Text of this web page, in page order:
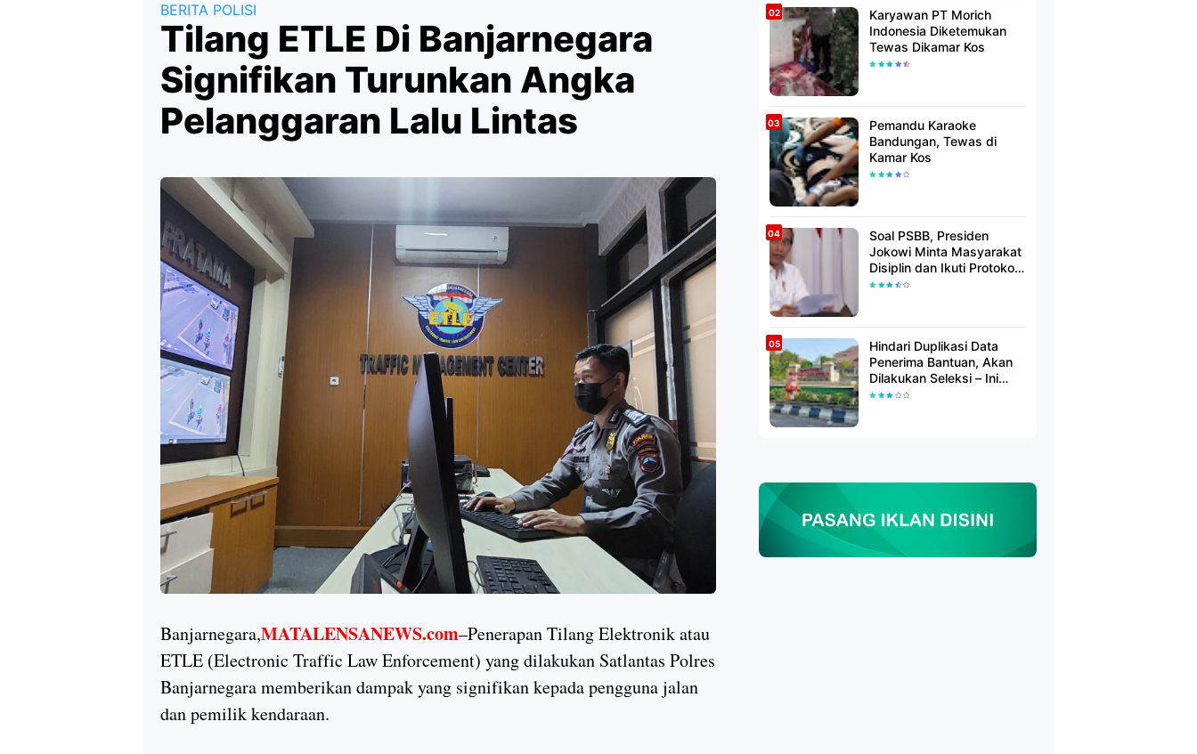
BERITA POLISI
Tilang ETLE Di Banjarnegara
Signifikan Turunkan Angka
Pelanggaran Lalu Lintas
Banjarnegara,MATALENSANEWS.com–Penerapan Tilang Elektronik atau
ETLE (Electronic Traffic Law Enforcement) yang dilakukan Satlantas Polres
Banjarnegara memberikan dampak yang signifikan kepada pengguna jalan
dan pemilik kendaraan.
Karyawan PT Morich
Indonesia Diketemukan
Tewas Dikamar Kos
Pemandu Karaoke
Bandungan, Tewas di
Kamar Kos
Soal PSBB, Presiden
Jokowi Minta Masyarakat
Disiplin dan Ikuti Protokol
Kesehatan
Hindari Duplikasi Data
Penerima Bantuan, Akan
Dilakukan Seleksi – Ini
Penjelasanya